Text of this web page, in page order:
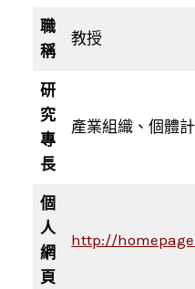
職
稱
教授
研
究
專
長
產業組織、個體
個
人
網
頁
http://